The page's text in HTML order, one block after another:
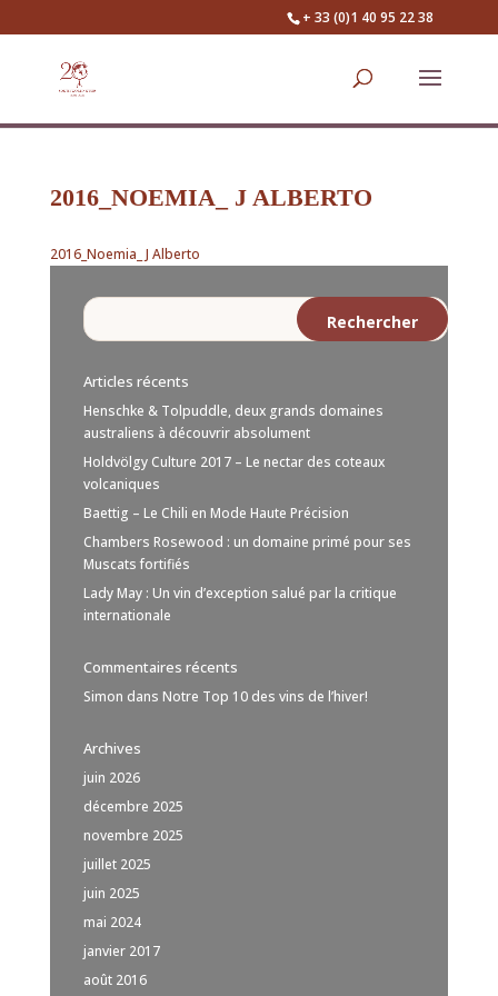
+ 33 (0)1 40 95 22 38
2016_NOEMIA_ J ALBERTO
2016_Noemia_ J Alberto
Articles récents
Henschke & Tolpuddle, deux grands domaines
australiens à découvrir absolument
Holdvölgy Culture 2017 – Le nectar des coteaux
volcaniques
Baettig – Le Chili en Mode Haute Précision
Chambers Rosewood : un domaine primé pour ses
Muscats fortifiés
Lady May : Un vin d’exception salué par la critique
internationale
Commentaires récents
Simon dans Notre Top 10 des vins de l’hiver!
Archives
juin 2026
décembre 2025
novembre 2025
juillet 2025
juin 2025
mai 2024
janvier 2017
août 2016